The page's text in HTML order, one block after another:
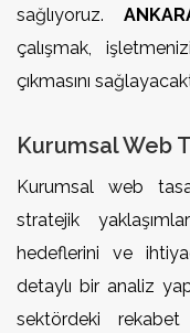
sağlıyoruz.
çalışmak,
çıkmasını
Kurumsal Web
Kurumsal web
stratejik
hedeflerini ve
detaylı bir analiz
sektördeki rekabet